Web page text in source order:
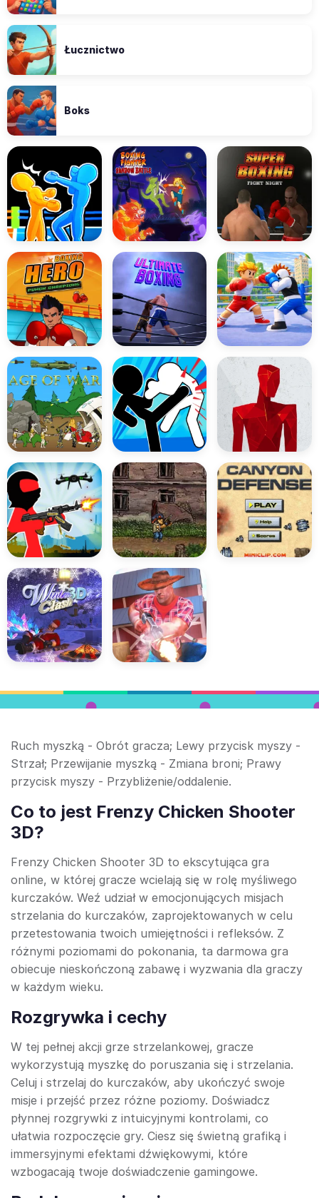
Łucznictwo
Boks
Ruch myszką - Obrót gracza; Lewy przycisk myszy -
Strzał; Przewijanie myszką - Zmiana broni; Prawy
przycisk myszy - Przybliżenie/oddalenie.
Co to jest Frenzy Chicken Shooter
3D?
Frenzy Chicken Shooter 3D to ekscytująca gra
online, w której gracze wcielają się w rolę myśliwego
kurczaków. Weź udział w emocjonujących misjach
strzelania do kurczaków, zaprojektowanych w celu
przetestowania twoich umiejętności i refleksów. Z
różnymi poziomami do pokonania, ta darmowa gra
obiecuje nieskończoną zabawę i wyzwania dla graczy
w każdym wieku.
Rozgrywka i cechy
W tej pełnej akcji grze strzelankowej, gracze
wykorzystują myszkę do poruszania się i strzelania.
Celuj i strzelaj do kurczaków, aby ukończyć swoje
misje i przejść przez różne poziomy. Doświadcz
płynnej rozgrywki z intuicyjnymi kontrolami, co
ułatwia rozpoczęcie gry. Ciesz się świetną grafiką i
immersyjnymi efektami dźwiękowymi, które
wzbogacają twoje doświadczenie gamingowe.